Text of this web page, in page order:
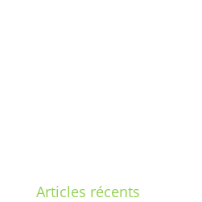
Articles récents